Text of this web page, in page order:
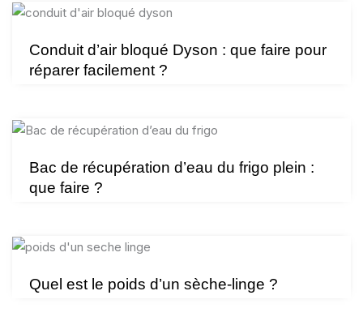
Conduit d’air bloqué Dyson : que faire pour
réparer facilement ?
Bac de récupération d’eau du frigo plein :
que faire ?
Quel est le poids d’un sèche-linge ?